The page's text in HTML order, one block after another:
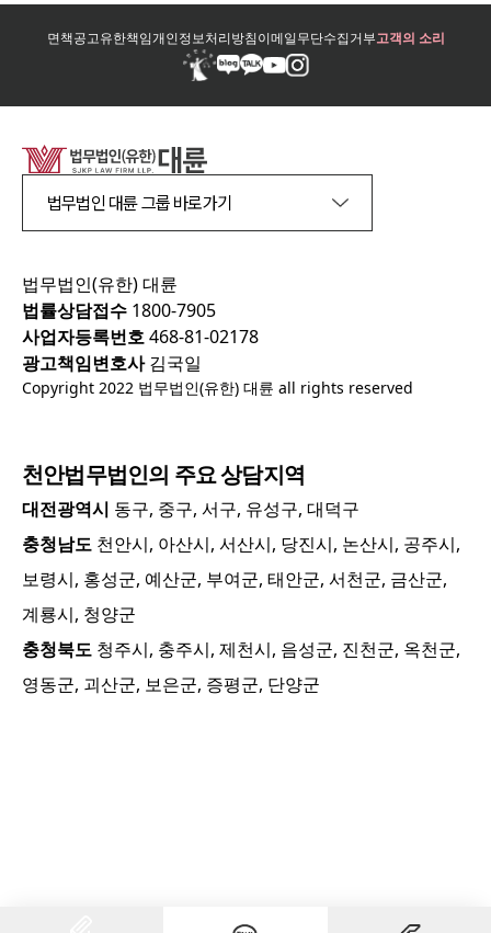
면책공고유한책임개인정보처리방침이메일무단수집거부고객의 소리
법무법인 대륜 그룹 바로가기
법무법인(유한) 대륜
법률상담접수 1800-7905
사업자등록번호468-81-02178
광고책임변호사김국일
Copyright 2022 법무법인(유한) 대륜 all rights reserved
천안법무법인의 주요 상담지역
대전광역시 동구, 중구, 서구, 유성구, 대덕구
충청남도 천안시, 아산시, 서산시, 당진시, 논산시, 공주시,
보령시, 홍성군, 예산군, 부여군, 태안군, 서천군, 금산군,
계룡시, 청양군
충청북도 청주시, 충주시, 제천시, 음성군, 진천군, 옥천군,
영동군, 괴산군, 보은군, 증평군, 단양군